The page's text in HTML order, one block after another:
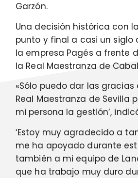
Garzón.
Una decisión histórica con
punto y final a casi un siglo
la empresa Pagés a frente
la Real Maestranza de
«Sólo puedo dar las gracias
Real Maestranza de Sevilla
mi persona la gestión’,
‘Estoy muy agradecido a
me ha apoyado durante
también a mi equipo de
que ha trabajo muy duro